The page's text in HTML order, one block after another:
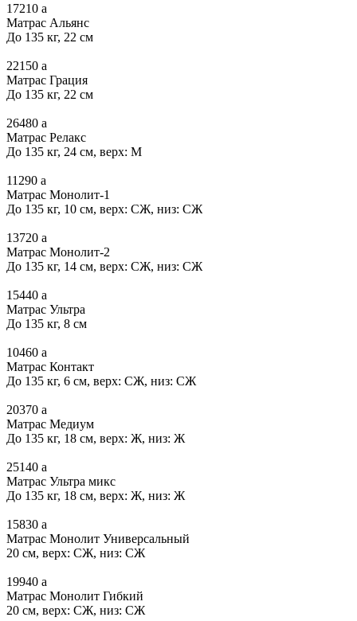
17210 a
Матрас Альянс
До 135 кг, 22 см
22150 a
Матрас Грация
До 135 кг, 22 см
26480 a
Матрас Релакс
До 135 кг, 24 см, верх: М
11290 a
Матрас Монолит-1
До 135 кг, 10 см, верх: СЖ, низ: СЖ
13720 a
Матрас Монолит-2
До 135 кг, 14 см, верх: СЖ, низ: СЖ
15440 a
Матрас Ультра
До 135 кг, 8 см
10460 a
Матрас Контакт
До 135 кг, 6 см, верх: СЖ, низ: СЖ
20370 a
Матрас Медиум
До 135 кг, 18 см, верх: Ж, низ: Ж
25140 a
Матрас Ультра микс
До 135 кг, 18 см, верх: Ж, низ: Ж
15830 a
Матрас Монолит Универсальный
20 см, верх: СЖ, низ: СЖ
19940 a
Матрас Монолит Гибкий
20 см, верх: СЖ, низ: СЖ